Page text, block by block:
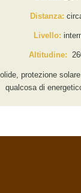
Distanza:
Livello:
Altitudine:
protezione
qualcosa di